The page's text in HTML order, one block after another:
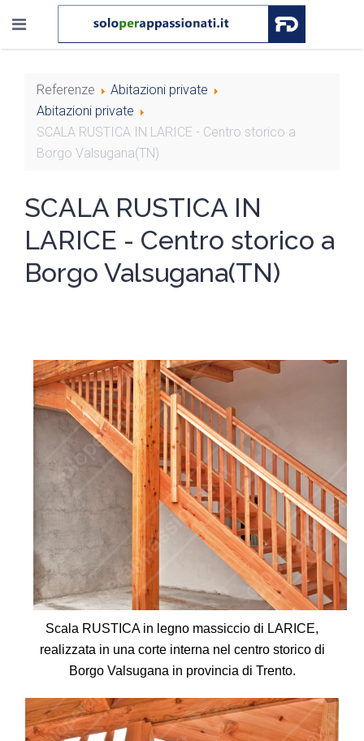
Referenze
Abitazioni private
Abitazioni private
SCALA RUSTICA IN LARICE - Centro storico a
Borgo Valsugana(TN)
SCALA RUSTICA IN
LARICE - Centro storico a
Borgo Valsugana(TN)
Scala RUSTICA in legno massiccio di LARICE,
realizzata in una corte interna nel centro storico di
Borgo Valsugana in provincia di Trento.